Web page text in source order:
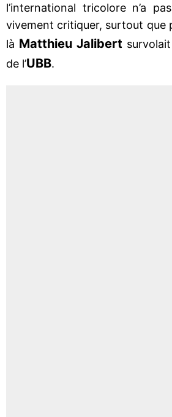
l’international tricolore n’a
vivement critiquer, surtout que
là Matthieu Jalibert
de l’UBB.